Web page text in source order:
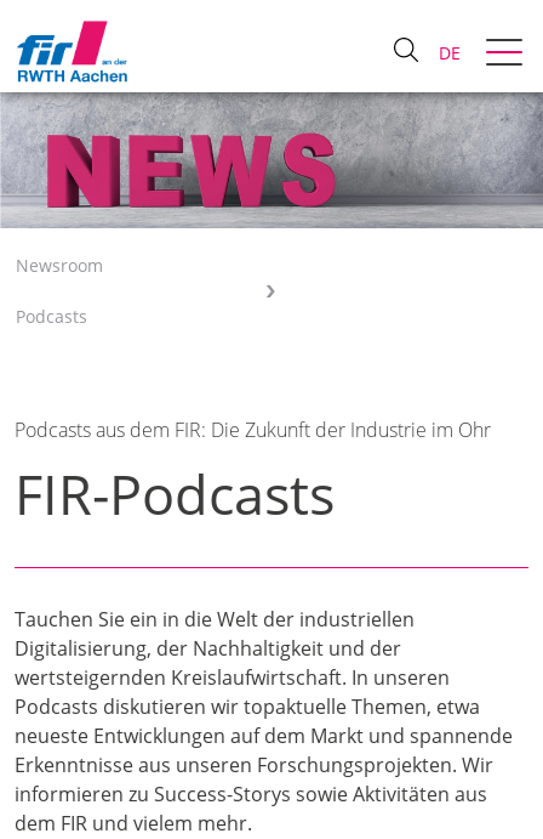
DE
Newsroom
Podcasts
Podcasts aus dem FIR: Die Zukunft der Industrie im Ohr
FIR-Podcasts
Tauchen Sie ein in die Welt der industriellen
Digitalisierung, der Nachhaltigkeit und der
wertsteigernden Kreislaufwirtschaft. In unseren
Podcasts diskutieren wir topaktuelle Themen, etwa
neueste Entwicklungen auf dem Markt und spannende
Erkenntnisse aus unseren Forschungsprojekten. Wir
informieren zu Success-Storys sowie Aktivitäten aus
dem FIR und vielem mehr.